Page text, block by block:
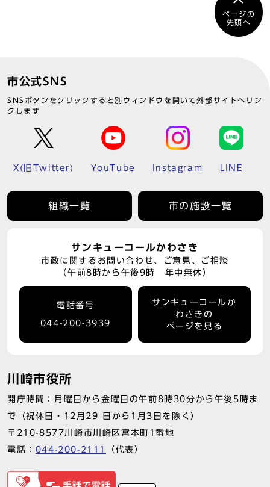
ページの
先頭へ
市公式SNS
SNSボタンをクリックすると別ウィンドウを開いて外部サイトへリン
クします
X(旧Twitter) YouTube Instagram LINE
組織一覧 市の施設一覧
サンキューコールかわさき
市政に関するお問い合わせ、ご意見、ご相談
（午前8時から午後9時 年中無休）
電話番号
044-200-3939
サンキューコールか
わさきの
ページを見る
川崎市役所
開庁時間：月曜日から金曜日の午前8時30分から午後5時ま
で（祝休日・12月29 日から1月3日を除く）
〒210-8577川崎市川崎区宮本町1番地
電話： 044-200-2111 （代表）